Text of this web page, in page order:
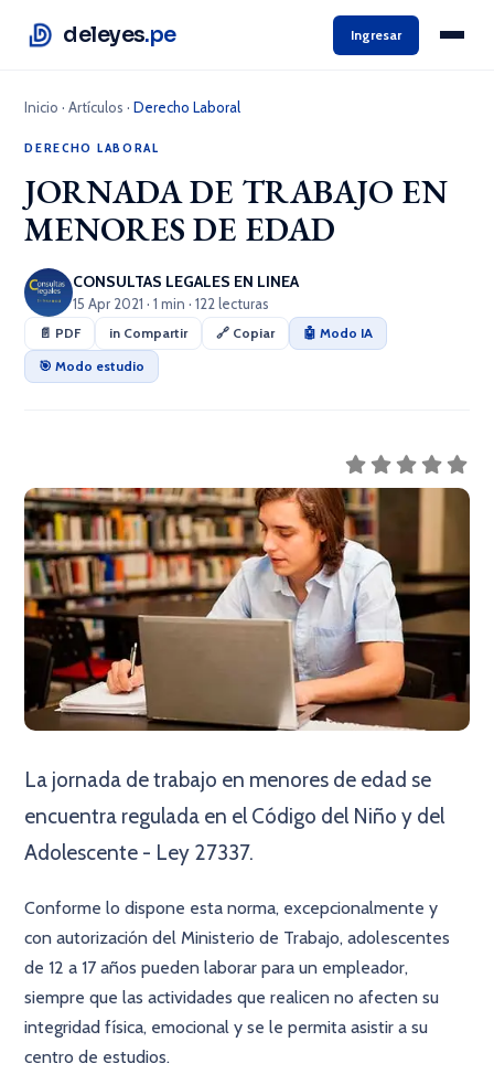
deleyes.pe Ingresar
Inicio ·Artículos ·Derecho Laboral
DERECHO LABORAL
JORNADA DE TRABAJO EN
MENORES DE EDAD
CONSULTAS LEGALES EN LINEA
15 Apr 2021 · 1 min · 122 lecturas
📄 PDF in Compartir 🔗 Copiar
🤖 Modo IA
🎯 Modo estudio
La jornada de trabajo en menores de edad se
encuentra regulada en el Código del Niño y del
Adolescente - Ley 27337.
Conforme lo dispone esta norma, excepcionalmente y
con autorización del Ministerio de Trabajo, adolescentes
de 12 a 17 años pueden laborar para un empleador,
siempre que las actividades que realicen no afecten su
integridad física, emocional y se le permita asistir a su
centro de estudios.